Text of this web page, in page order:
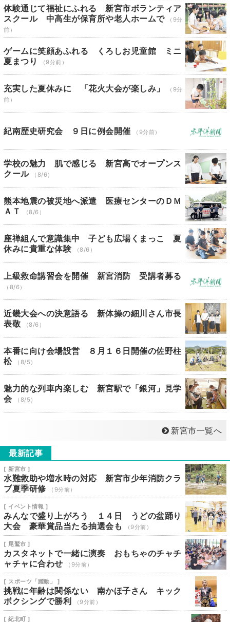
体験通じて福祉にふれる 新宮市ボランティア
スクール 中高生が保育所や老人ホームで
（9分
前）
ゲームに笑顔あふれる くろしお児童館 ミニ
夏まつり
（9分前）
充実した夏休みに 「花火大会が楽しみ」
（9分
前）
紀南歴史研究会 ９日に例会開催 （9分前）
学校の魅力 肌で感じる 新宮高でオープンス
クール
（8/6）
熊本地震の被災地へ派遣 医療センターのＤＭ
ＡＴ
（8/6）
座禅組んで意識集中 子ども広場くまっこ 夏
休みに貴重な体験
（8/6）
上級救命講習会を開催 新宮消防 受講者募る
（8/6）
近畿大会への決意語る 新体操の細川さん市長
表敬
（8/6）
本番に向け会場設営 ８月１６日開催の佐野柱
松
（8/5）
魅力的な列車内楽しむ 新宮駅で「銀河」見学
会
（8/5）
新宮市一覧へ
最新記事
[ 新宮市 ]
水難救助や増水時の対応 新宮市少年消防クラ
ブ夏季研修
（9分前）
[ イベント情報 ]
みんなで盛り上がろう １４日 うどの盆踊り
大会 豪華賞品当たる抽選会も
（9分前）
[ 尾鷲市 ]
カスタネットで一緒に演奏 おもちゃのチャチ
ャチャに合わせ
（9分前）
[ スポーツ「躍動」 ]
挑戦に年齢は関係ない 南かほ子さん キック
ボクシングで勝利
（9分前）
[ 紀北町 ]